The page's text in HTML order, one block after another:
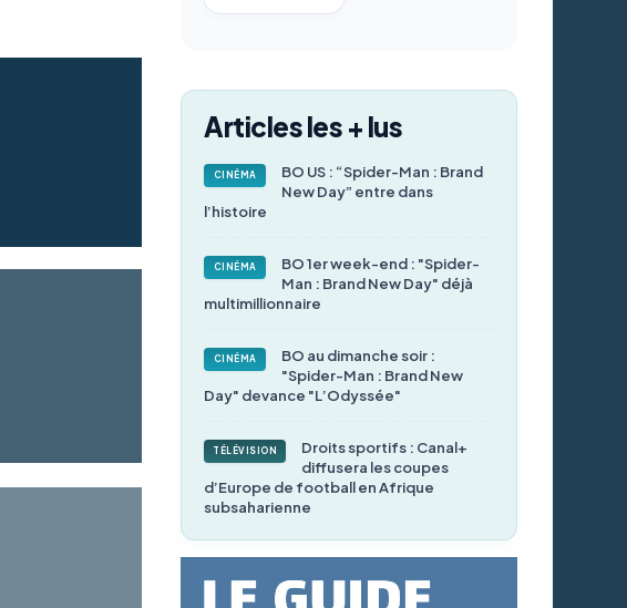
Articles les + lus
CINÉMA
BO US : “Spider-Man : Brand
New Day” entre dans
l’histoire
CINÉMA
BO 1er week-end : "Spider-
Man : Brand New Day" déjà
multimillionnaire
CINÉMA
BO au dimanche soir :
"Spider-Man : Brand New
Day" devance "L’Odyssée"
TÉLÉVISION
Droits sportifs : Canal+
diffusera les coupes
d’Europe de football en Afrique
subsaharienne